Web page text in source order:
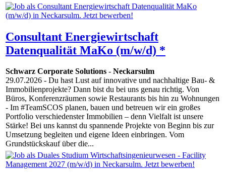
Consultant Energiewirtschaft
Datenqualität MaKo (m/w/d) *
Schwarz Corporate Solutions - Neckarsulm
29.07.2026 - Du hast Lust auf innovative und nachhaltige Bau- &
Immobilienprojekte? Dann bist du bei uns genau richtig. Von
Büros, Konferenzräumen sowie Restaurants bis hin zu Wohnungen
- Im #TeamSCOS planen, bauen und betreuen wir ein großes
Portfolio verschiedenster Immobilien – denn Vielfalt ist unsere
Stärke! Bei uns kannst du spannende Projekte von Beginn bis zur
Umsetzung begleiten und eigene Ideen einbringen. Vom
Grundstückskauf über die...